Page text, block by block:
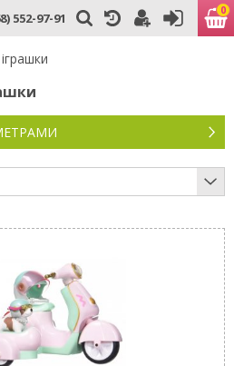
552-97-91 0